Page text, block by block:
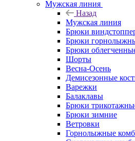
Мужская линия
Назад
Мужская линия
Брюки
Брюки
Брюки
Шорты
Весна-Осень
Демисезонные
Варежки
Балаклавы
Брюки
Брюки зимние
Ветровки
Горнолыжные